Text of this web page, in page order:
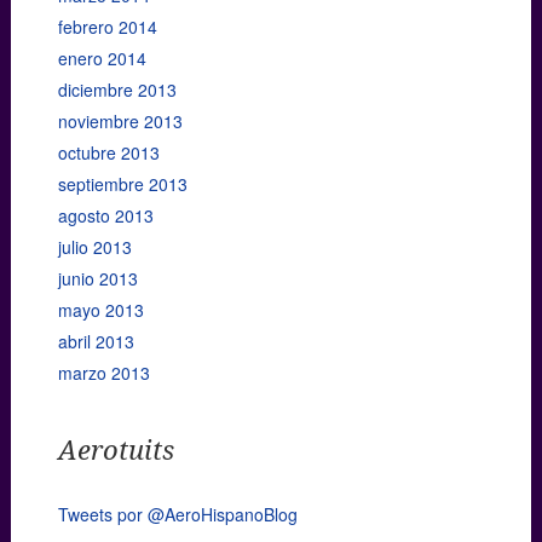
febrero 2014
enero 2014
diciembre 2013
noviembre 2013
octubre 2013
septiembre 2013
agosto 2013
julio 2013
junio 2013
mayo 2013
abril 2013
marzo 2013
Aerotuits
Tweets por @AeroHispanoBlog